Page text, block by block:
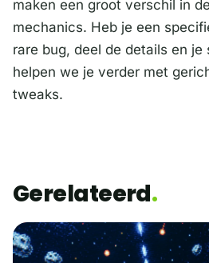
maken een groot verschil in
mechanics. Heb je een
rare bug, deel de details en
helpen we je verder met
tweaks.
Gerelateerd